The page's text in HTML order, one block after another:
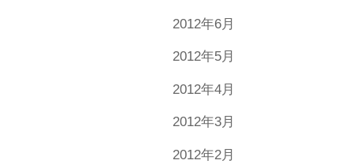
2012年6月
2012年5月
2012年4月
2012年3月
2012年2月